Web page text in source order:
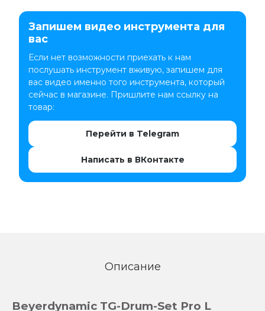
Запишем видео инструмента для
вас
Если нет возможности приехать к нам
послушать инструмент вживую, запишем для
вас видео именно того инструмента, который
сейчас в магазине. Пришлите нам ссылку на
товар:
Перейти в Telegram
Написать в ВКонтакте
Описание
Beyerdynamic TG-Drum-Set Pro L